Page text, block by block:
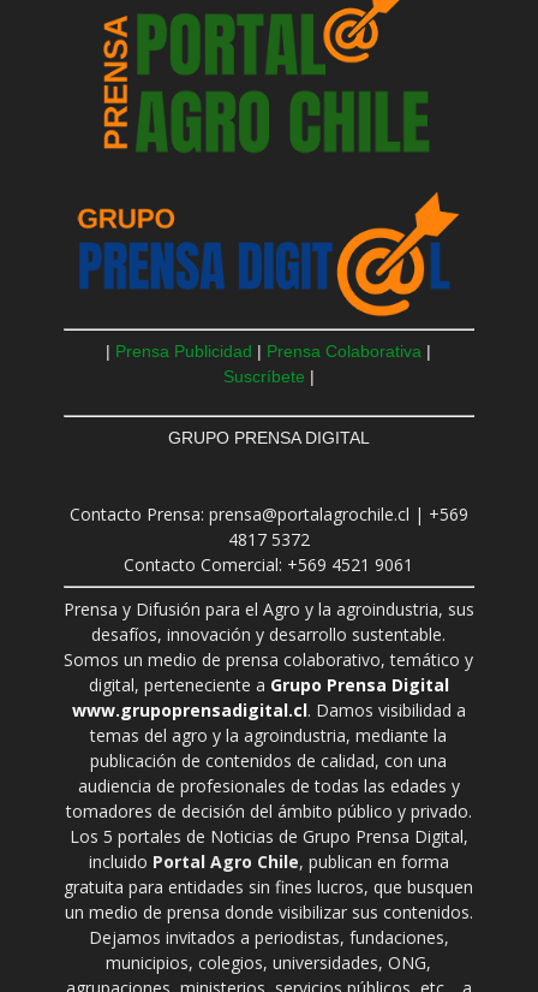
| Prensa Publicidad | Prensa Colaborativa |
Suscríbete |
GRUPO PRENSA DIGITAL
Contacto Prensa: prensa@portalagrochile.cl | +569
4817 5372
Contacto Comercial: +569 4521 9061
Prensa y Difusión para el Agro y la agroindustria, sus
desafíos, innovación y desarrollo sustentable.
Somos un medio de prensa colaborativo, temático y
digital, perteneciente a Grupo Prensa Digital
www.grupoprensadigital.cl. Damos visibilidad a
temas del agro y la agroindustria, mediante la
publicación de contenidos de calidad, con una
audiencia de profesionales de todas las edades y
tomadores de decisión del ámbito público y privado.
Los 5 portales de Noticias de Grupo Prensa Digital,
incluido Portal Agro Chile, publican en forma
gratuita para entidades sin fines lucros, que busquen
un medio de prensa donde visibilizar sus contenidos.
Dejamos invitados a periodistas, fundaciones,
municipios, colegios, universidades, ONG,